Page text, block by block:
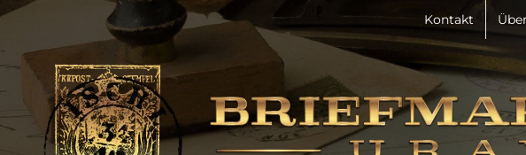
Zum
springen
Kontakt Über